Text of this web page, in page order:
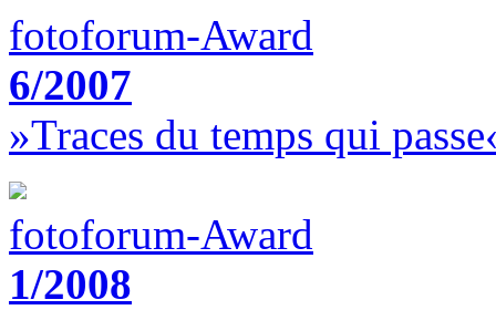
fotoforum-Award
6/2007
»Traces du temps qui
fotoforum-Award
1/2008